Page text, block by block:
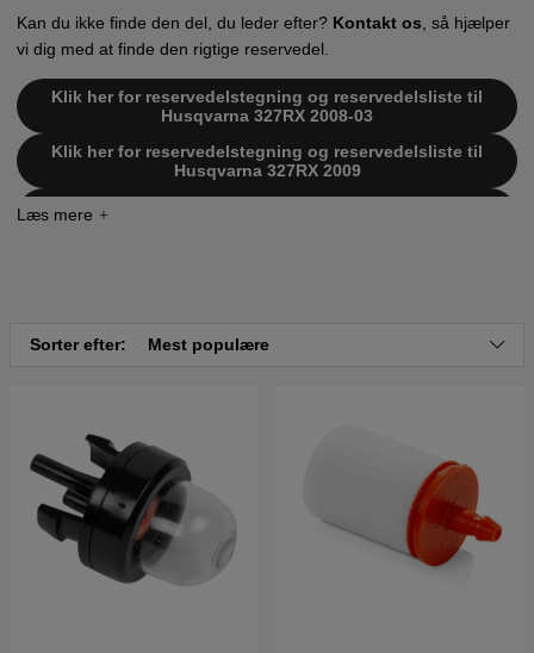
Kan du ikke finde den del, du leder efter? Kontakt os , så hjælper
vi dig med at finde den rigtige reservedel.
Klik her for reservedelstegning og reservedelsliste til
Husqvarna 327RX 2008-03
Klik her for reservedelstegning og reservedelsliste til
Husqvarna 327RX 2009
Sorter efter: Mest populære